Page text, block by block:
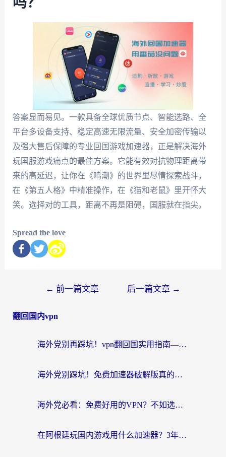
吗？
答案显而易见。一款具备全球优质节点、智能选路、全
平台多设备支持、稳定高速无限流量、安全加密传输以
及强大售后保障的专业回国游戏加速器，正是解决海外
玩国服游戏痛点的最佳方案。它能有效对抗物理距离带
来的高延迟，让你在《鸣潮》的世界里尽情探索战斗，
在《第五人格》中精准操作，在《猫和老鼠》里开怀大
笑。选择对的工具，距离不再是阻碍，国服就在指尖。
Spread the love
← 前一篇文章 后一篇文章 →
翻回国内vpn
海外党别再踩坑！vpn翻回国实用指南——选对加速器，国内资源无缝用
海外党别踩坑！免费加速器破解版真的能用？教你无缝访问国内资源的正确姿势
海外党必看：免费好用的VPN？不如选对转国内加速器实现无缝追剧
在阿根廷玩国内游戏用什么加速器？3年海外党亲测实用指南